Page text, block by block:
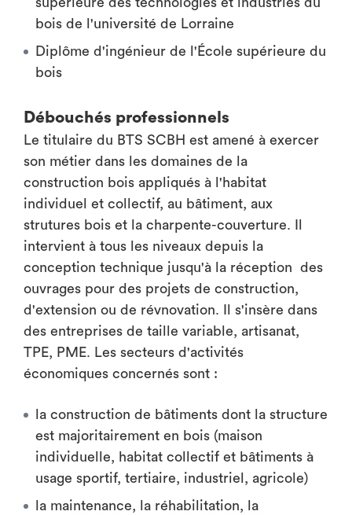
bois de l'université de Lorraine
Diplôme d'ingénieur de l'École supérieure du
bois
Débouchés professionnels
Le titulaire du BTS SCBH est amené à exercer
son métier dans les domaines de la
construction bois appliqués à l'habitat
individuel et collectif, au bâtiment, aux
strutures bois et la charpente-couverture. Il
intervient à tous les niveaux depuis la
conception technique jusqu'à la réception des
ouvrages pour des projets de construction,
d'extension ou de révnovation. Il s'insère dans
des entreprises de taille variable, artisanat,
TPE, PME. Les secteurs d'activités
économiques concernés sont :
la construction de bâtiments dont la structure
est majoritairement en bois (maison
individuelle, habitat collectif et bâtiments à
usage sportif, tertiaire, industriel, agricole)
la maintenance, la réhabilitation, la